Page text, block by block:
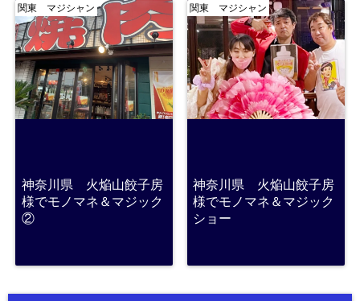
関東 マジシャン
神奈川県 火焔山餃子房
様でモノマネ＆マジック
②
関東 マジシャン
神奈川県 火焔山餃子房
様でモノマネ＆マジック
ショー